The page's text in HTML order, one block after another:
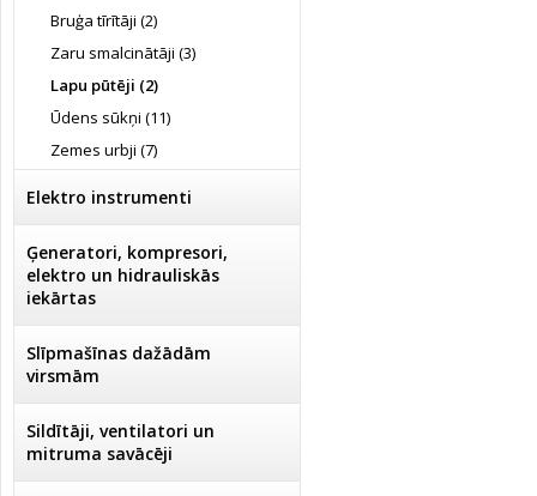
Bruģa tīrītāji (2)
Zaru smalcinātāji (3)
Lapu pūtēji (2)
Ūdens sūkņi (11)
Zemes urbji (7)
Elektro instrumenti
Ģeneratori, kompresori,
elektro un hidrauliskās
iekārtas
Slīpmašīnas dažādām
virsmām
Sildītāji, ventilatori un
mitruma savācēji